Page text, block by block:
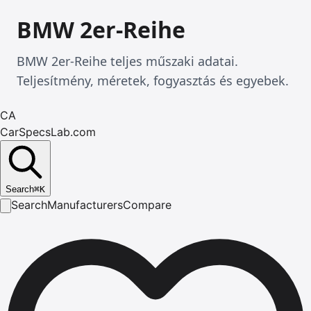
BMW 2er-Reihe
BMW 2er-Reihe teljes műszaki adatai.
Teljesítmény, méretek, fogyasztás és egyebek.
CA
CarSpecsLab.com
Search⌘K
SearchManufacturersCompare